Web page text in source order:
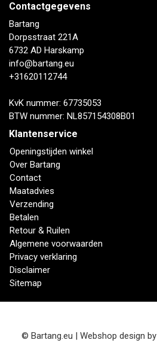
Contactgegevens
Bartang
Dorpsstraat 221A
6732 AD Harskamp
info@bartang.eu
+31620112744
KvK nummer: 67735053
BTW nummer: NL857154308B01
Klantenservice
Openingstijden winkel
Over Bartang
Contact
Maatadvies
Verzending
Betalen
Retour & Ruilen
Algemene voorwaarden
Privacy verklaring
Disclaimer
Sitemap
© Bartang.eu | Webshop design by